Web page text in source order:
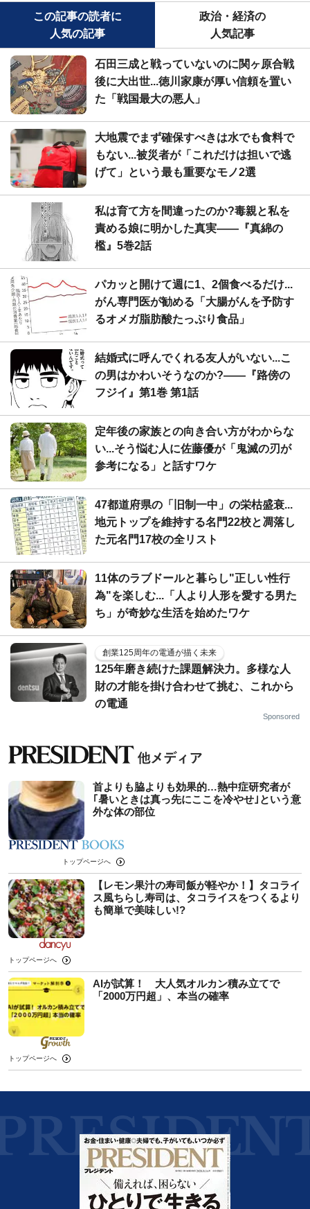
この記事の読者に
人気の記事
政治・経済の
人気記事
石田三成と戦っていないのに関ヶ原合戦
後に大出世...徳川家康が厚い信頼を置い
た「戦国最大の悪人」
大地震でまず確保すべきは水でも食料で
もない...被災者が「これだけは担いで逃
げて」という最も重要なモノ2選
私は育て方を間違ったのか?毒親と私を
責める娘に明かした真実――『真綿の
檻』5巻2話
パカッと開けて週に1、2個食べるだけ...
がん専門医が勧める「大腸がんを予防す
るオメガ脂肪酸たっぷり食品」
結婚式に呼んでくれる友人がいない...こ
の男はかわいそうなのか?――『路傍の
フジイ』第1巻 第1話
定年後の家族との向き合い方がわからな
い...そう悩む人に佐藤優が「鬼滅の刃が
参考になる」と話すワケ
47都道府県の「旧制一中」の栄枯盛衰...
地元トップを維持する名門22校と凋落し
た元名門17校の全リスト
11体のラブドールと暮らし"正しい性行
為"を楽しむ...「人より人形を愛する男た
ち」が奇妙な生活を始めたワケ
創業125周年の電通が描く未来
125年磨き続けた課題解決力。多様な人
財の才能を掛け合わせて挑む、これから
の電通
Sponsored
首よりも脇よりも効果的…熱中症研究者が
｢暑いときは真っ先にここを冷やせ｣という意
外な体の部位
トップページへ
【レモン果汁の寿司飯が軽やか！】タコライ
ス風ちらし寿司は、タコライスをつくるより
も簡単で美味しい!?
トップページへ
AIが試算！ 大人気オルカン積み立てで
「2000万円超」、本当の確率
トップページへ